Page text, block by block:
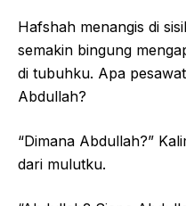
Hafshah menangis di
semakin bingung
di tubuhku. Apa
Abdullah?
“Dimana Abdullah?”
dari mulutku.